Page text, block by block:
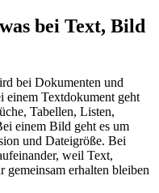
bei Text, Bild
bei Dokumenten und
einem Textdokument geht
Tabellen, Listen,
einem Bild geht es um
und Dateigröße. Bei
weil Text,
erhalten bleiben